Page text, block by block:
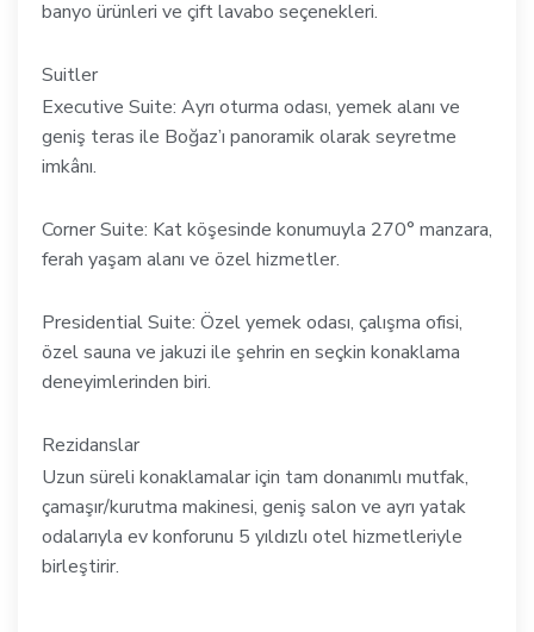
banyo ürünleri ve çift lavabo seçenekleri.
Suitler
Executive Suite: Ayrı oturma odası, yemek alanı ve
geniş teras ile Boğaz’ı panoramik olarak seyretme
imkânı.
Corner Suite: Kat köşesinde konumuyla 270° manzara,
ferah yaşam alanı ve özel hizmetler.
Presidential Suite: Özel yemek odası, çalışma ofisi,
özel sauna ve jakuzi ile şehrin en seçkin konaklama
deneyimlerinden biri.
Rezidanslar
Uzun süreli konaklamalar için tam donanımlı mutfak,
çamaşır/kurutma makinesi, geniş salon ve ayrı yatak
odalarıyla ev konforunu 5 yıldızlı otel hizmetleriyle
birleştirir.